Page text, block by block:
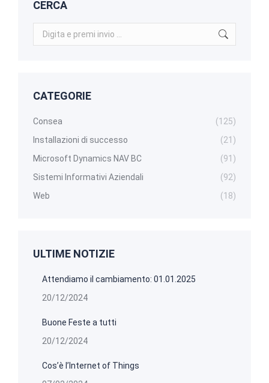
CERCA
Search:
CATEGORIE
Consea
(125)
Installazioni di successo
(21)
Microsoft Dynamics NAV BC
(91)
Sistemi Informativi Aziendali
(92)
Web
(18)
ULTIME NOTIZIE
Attendiamo il cambiamento: 01.01.2025
20/12/2024
Buone Feste a tutti
20/12/2024
Cos’è l’Internet of Things